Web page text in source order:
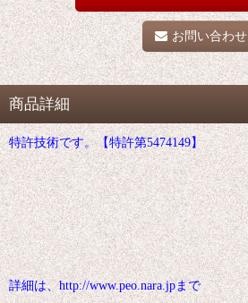
お問い合わせ
商品詳細
特許技術です。【特許第5474149】
詳細は、http://www.peo.nara.jpまで